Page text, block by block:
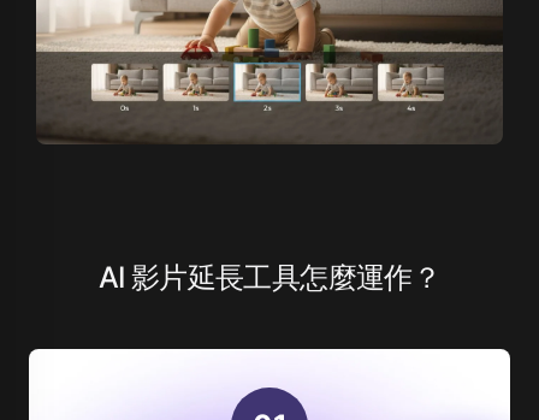
AI 影片延長工具怎麼運作？